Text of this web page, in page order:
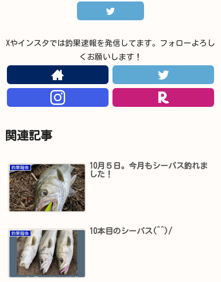
Xやインスタでは釣果速報を発信してます。フォローよろし
くお願いします！
関連記事
釣果報告
10月５日。今月もシーバス釣れま
した！
釣果報告 10本目のシーバス(^^)/